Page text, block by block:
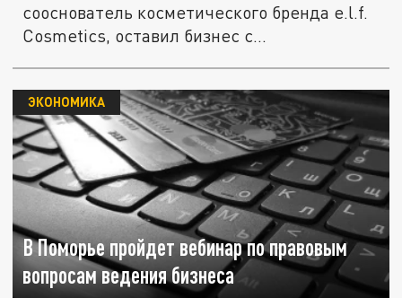
сооснователь косметического бренда e.l.f.
Cosmetics, оставил бизнес с...
В Поморье пройдет вебинар по правовым
вопросам ведения бизнеса
ЭКОНОМИКА